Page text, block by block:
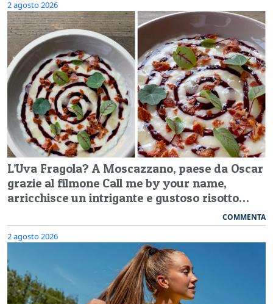
2 agosto 2026
L’Uva Fragola? A Moscazzano, paese da Oscar
grazie al filmone Call me by your name,
arricchisce un intrigante e gustoso risotto…
COMMENTA
2 agosto 2026